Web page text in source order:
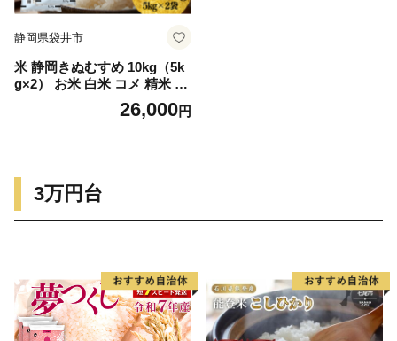
静岡県袋井市
米 静岡きぬむすめ 10kg（5k
g×2） お米 白米 コメ 精米 き
ぬむすめ 静岡県産 袋井市 静
26,000円
3万円台